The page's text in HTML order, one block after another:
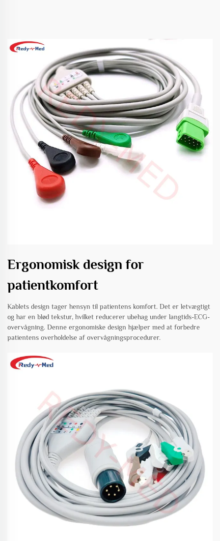
Ergonomisk design for
patientkomfort
Kablets design tager hensyn til patientens komfort. Det er letvægtigt
og har en blød tekstur, hvilket reducerer ubehag under langtids-ECG-
overvågning. Denne ergonomiske design hjælper med at forbedre
patientens overholdelse af overvågningsprocedurer.